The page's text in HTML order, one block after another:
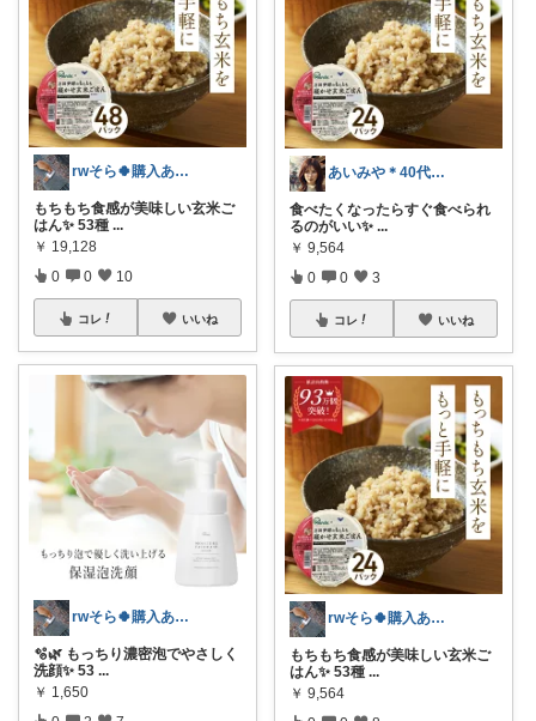
rwそら🍀購入ありがとうございます🍀
もちもち食感が美味しい玄米ご
はん✨ 53種 ...
￥ 19,128
0 0 10
コレ いいね
rwそら🍀購入ありがとうございます🍀
🫧🌿 もっちり濃密泡でやさしく
洗顔✨ 53 ...
￥ 1,650
あいみや＊40代🌷くらしを楽しむ
食べたくなったらすぐ食べられ
るのがいい✨ ...
￥ 9,564
0 0 3
コレ いいね
rwそら🍀購入ありがとうございます🍀
もちもち食感が美味しい玄米ご
はん✨ 53種 ...
￥ 9,564